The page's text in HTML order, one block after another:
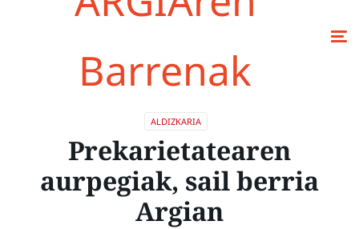
Barrenak
ALDIZKARIA
Prekarietatearen
aurpegiak, sail berria
Argian